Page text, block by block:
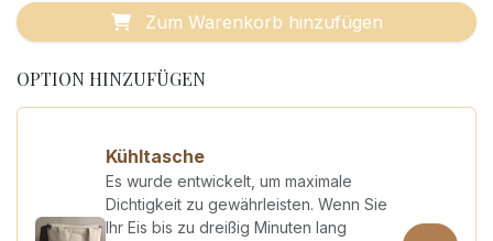
Zum Warenkorb hinzufügen
OPTION HINZUFÜGEN
Kühltasche
Es wurde entwickelt, um maximale
Dichtigkeit zu gewährleisten. Wenn Sie
Ihr Eis bis zu dreißig Minuten lang